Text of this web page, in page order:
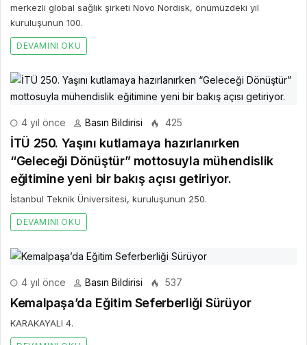
merkezli global sağlık şirketi Novo Nordisk, önümüzdeki yıl
kuruluşunun 100.
DEVAMINI OKU
4 yıl önce Basın Bildirisi 425
İTÜ 250. Yaşını kutlamaya hazırlanırken
“Geleceği Dönüştür” mottosuyla mühendislik
eğitimine yeni bir bakış açısı getiriyor.
İstanbul Teknik Üniversitesi, kuruluşunun 250.
DEVAMINI OKU
4 yıl önce Basın Bildirisi 537
Kemalpaşa’da Eğitim Seferberliği Sürüyor
KARAKAYALI 4.